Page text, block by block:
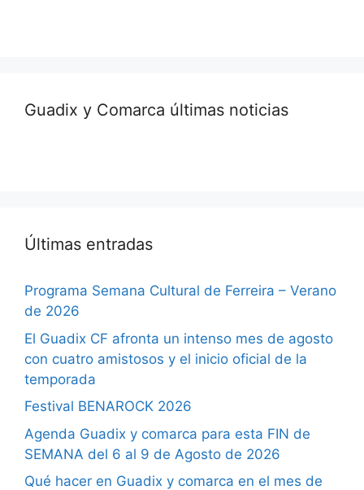
Guadix y Comarca últimas noticias
Últimas entradas
Programa Semana Cultural de Ferreira – Verano
de 2026
El Guadix CF afronta un intenso mes de agosto
con cuatro amistosos y el inicio oficial de la
temporada
Festival BENAROCK 2026
Agenda Guadix y comarca para esta FIN de
SEMANA del 6 al 9 de Agosto de 2026
Qué hacer en Guadix y comarca en el mes de